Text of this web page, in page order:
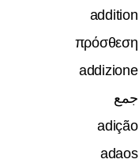
addition
πρόσθεση
addizione
جمع
adição
adaos